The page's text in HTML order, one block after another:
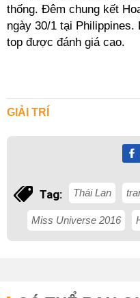
thống. Đêm chung kết
ngày 30/1 tại Philippines.
top được đánh giá cao.
GIẢI TRÍ
Tag: Thái Lan
Miss Universe 2016